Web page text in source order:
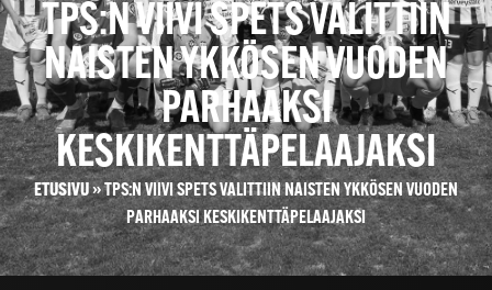
TPS:N VIIVI SPETS VALITTIIN
NAISTEN YKKÖSEN VUODEN
PARHAAKSI
KESKIKENTTÄPELAAJAKSI
ETUSIVU»TPS:N VIIVI SPETS VALITTIIN NAISTEN YKKÖSEN VUODEN
PARHAAKSI KESKIKENTTÄPELAAJAKSI